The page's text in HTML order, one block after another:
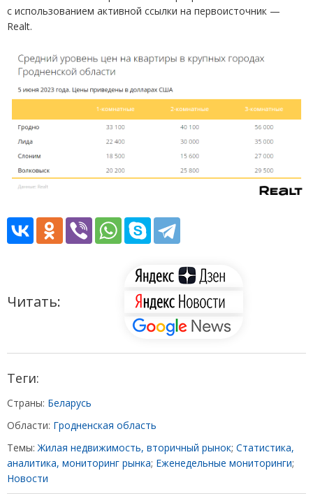
с использованием активной ссылки на первоисточник —
Realt.
Читать:
Теги:
Страны: Беларусь
Области: Гродненская область
Темы: Жилая недвижимость, вторичный рынок; Статистика,
аналитика, мониторинг рынка; Еженедельные мониторинги;
Новости